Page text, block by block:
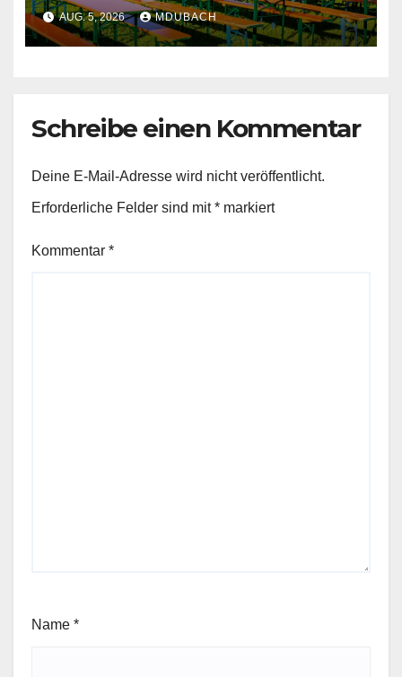
AUG. 5, 2026 MDUBACH
Schreibe einen Kommentar
Deine E-Mail-Adresse wird nicht veröffentlicht.
Erforderliche Felder sind mit* markiert
Kommentar *
Name *